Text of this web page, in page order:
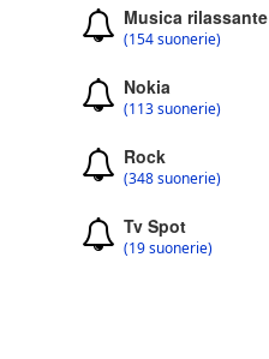
Musica rilassante
(154 suonerie)
Nokia
(113 suonerie)
Rock
(348 suonerie)
Tv Spot
(19 suonerie)